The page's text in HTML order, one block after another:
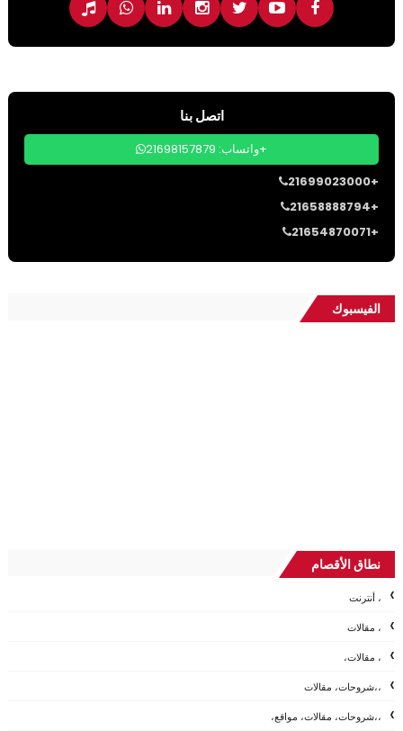
اتصل بنا
واتساب: 21698157879+
21699023000+
21658888794+
21654870071+
الفيسبوك
نطاق الأقصام
، أنترنت
، مقالات
، مقالات،
،،شروحات، مقالات
،،شروحات، مقالات، مواقع،